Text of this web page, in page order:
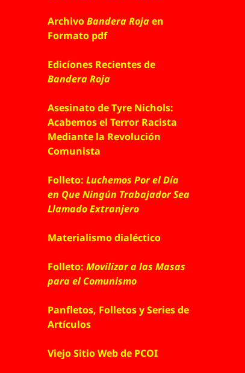
ArchivoBandera Rojaen
Formato pdf
Edicíones Recientes de
Bandera Roja
Asesinato de Tyre Nichols:
Acabemos el Terror Racista
Mediante la Revolución
Comunista
Folleto:Luchemos Por el Día
en Que Ningún Trabajador Sea
Llamado Extranjero
Materialismo dialéctico
Folleto:Movilizar a las Masas
para el Comunismo
Panfletos, Folletos y Series de
Artículos
Viejo Sitio Web de PCOI